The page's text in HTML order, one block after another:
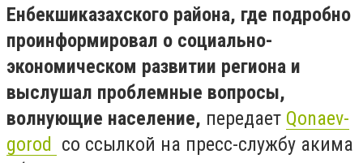
Енбекшиказахского района, где подробно
проинформировал о социально-
экономическом развитии региона и
выслушал проблемные вопросы,
волнующие население, передает Qonaev-
gorod со ссылкой на пресс-службу акима